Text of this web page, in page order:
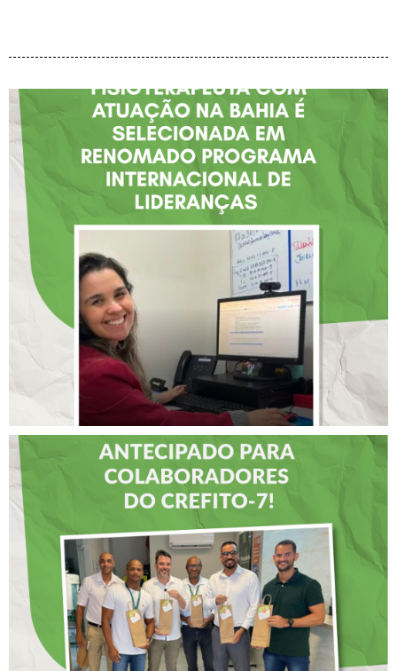
FISIOTERAPEUTA COM
ATUAÇÃO NA BAHIA É
SELECIONADA EM
RENOMADO PROGRAMA
INTERNACIONAL DE
LIDERANÇAS
DIA DOS PAIS É
ANTECIPADO PARA
COLABORADORES DO
CREFITO-7